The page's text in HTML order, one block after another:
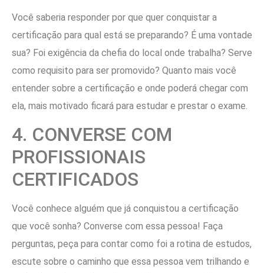
Você saberia responder por que quer conquistar a
certificação para qual está se preparando? É uma vontade
sua? Foi exigência da chefia do local onde trabalha? Serve
como requisito para ser promovido? Quanto mais você
entender sobre a certificação e onde poderá chegar com
ela, mais motivado ficará para estudar e prestar o exame.
4. CONVERSE COM
PROFISSIONAIS
CERTIFICADOS
Você conhece alguém que já conquistou a certificação
que você sonha? Converse com essa pessoa! Faça
perguntas, peça para contar como foi a rotina de estudos,
escute sobre o caminho que essa pessoa vem trilhando e